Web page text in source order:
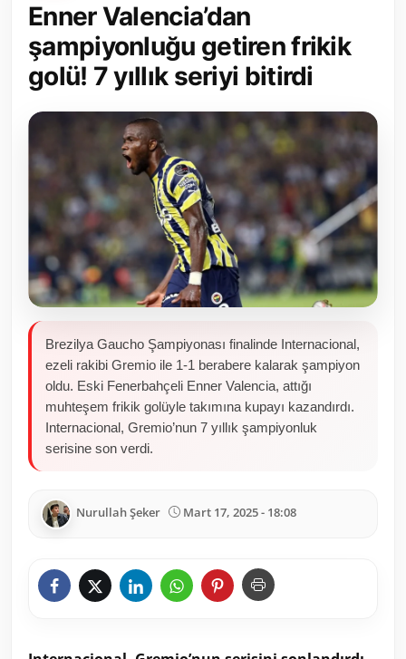
Yerel Yönetimler
Mülki İdare
Toplum ve Yaşam
Sivil Toplum Kuruluşları
Kamu Kurumları ve Üst Kurullar
Resmi Reklamlar
Enner Valencia’dan
şampiyonluğu getiren frikik
golü! 7 yıllık seriyi bitirdi
Brezilya Gaucho Şampiyonası finalinde Internacional,
ezeli rakibi Gremio ile 1-1 berabere kalarak şampiyon
oldu. Eski Fenerbahçeli Enner Valencia, attığı
muhteşem frikik golüyle takımına kupayı kazandırdı.
Internacional, Gremio’nun 7 yıllık şampiyonluk
serisine son verdi.
Nurullah Şeker Mart 17, 2025 - 18:08